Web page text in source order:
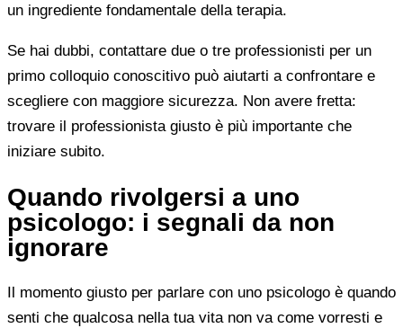
un ingrediente fondamentale della terapia.
Se hai dubbi, contattare due o tre professionisti per un
primo colloquio conoscitivo può aiutarti a confrontare e
scegliere con maggiore sicurezza. Non avere fretta:
trovare il professionista giusto è più importante che
iniziare subito.
Quando rivolgersi a uno
psicologo: i segnali da non
ignorare
Il momento giusto per parlare con uno psicologo è quando
senti che qualcosa nella tua vita non va come vorresti e